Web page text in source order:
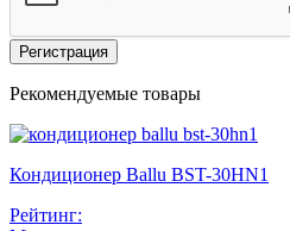
Регистрация
Рекомендуемые товары
Кондиционер Ballu BST-30HN1
Рейтинг: